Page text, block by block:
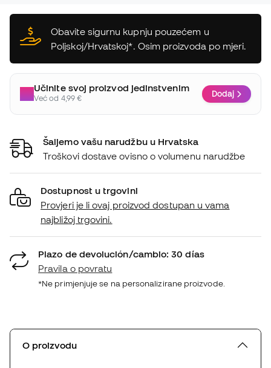
Obavite sigurnu kupnju pouzećem u
Poljskoj/Hrvatskoj*. Osim proizvoda po mjeri.
Učinite svoj proizvod jedinstvenim
Već od 4,99 € Dodaj
Šaljemo vašu narudžbu u Hrvatska
Troškovi dostave ovisno o volumenu narudžbe
Dostupnost u trgovini
Provjeri je li ovaj proizvod dostupan u vama
najbližoj trgovini.
Plazo de devolución/cambio: 30 días
Pravila o povratu
*Ne primjenjuje se na personalizirane proizvode.
O proizvodu